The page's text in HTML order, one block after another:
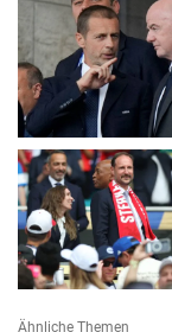
Ähnliche Themen